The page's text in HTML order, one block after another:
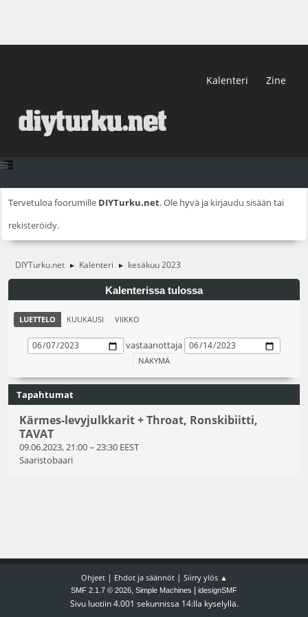
Kalenteri Zine
Tervetuloa foorumille DIYTurku.net. Ole hyvä ja kirjaudu sisään tai
rekisteröidy.
DIYTurku.net ► Kalenteri ► kesäkuu 2023
Kalenterissa tulossa
LUETTELO KUUKAUSI VIIKKO
vastaanottaja
Tapahtumat
Kärmes-levyjulkkarit + Throat, Ronskibiitti,
TAVAT
09.06.2023, 21:00– 23:30 EEST
Saaristobaari
Ohjeet| Ehdot ja säännöt| Siirry ylös ▲
SMF 2.1.7 © 2026, Simple Machines idesignSMF
Sivu luotiin 4.001 sekunnissa 14:lla kyselyllä.